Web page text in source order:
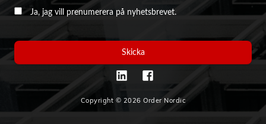
Ja, jag vill prenumerera på nyhetsbrevet.
Skicka
Copyright © 2026 Order Nordic